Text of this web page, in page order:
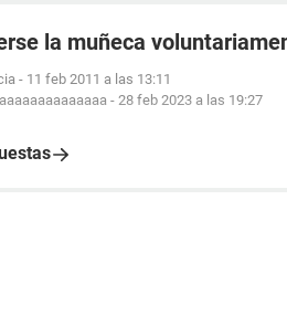
la muñeca
- 11 feb 2011 a las 13:11
- 28 feb 2023 a las 19:27